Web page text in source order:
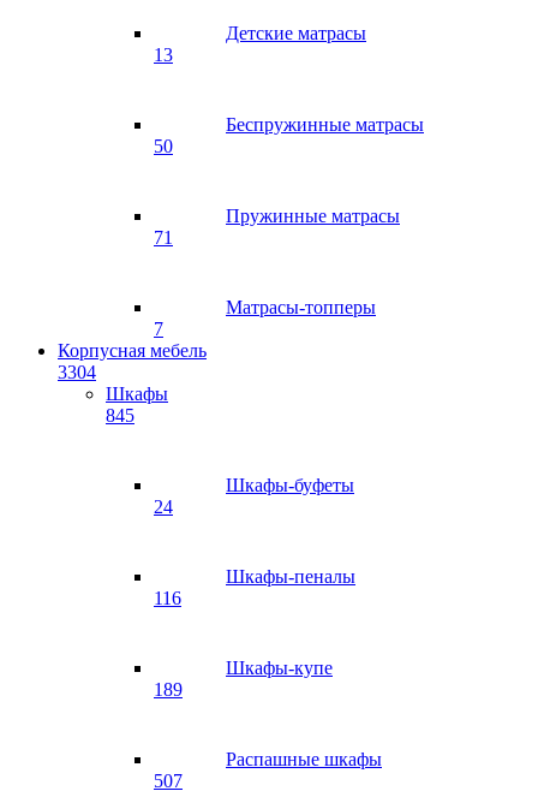
Детские матрасы
13
Беспружинные матрасы
50
Пружинные матрасы
71
Матрасы-топперы
7
Корпусная мебель
3304
Шкафы
845
Шкафы-буфеты
24
Шкафы-пеналы
116
Шкафы-купе
189
Распашные шкафы
507